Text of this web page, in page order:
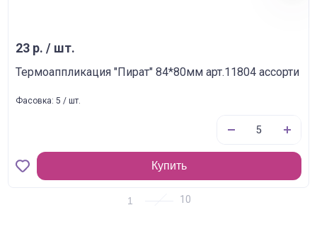
23 р. / шт.
Термоаппликация "Пират" 84*80мм арт.11804 ассорти
Фасовка: 5 / шт.
Купить
1